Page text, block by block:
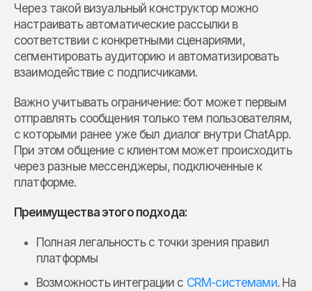
Через такой визуальный конструктор можно
настраивать автоматические рассылки в
соответствии с конкретными сценариями,
сегментировать аудиторию и автоматизировать
взаимодействие с подписчиками.
Важно учитывать ограничение: бот может первым
отправлять сообщения только тем пользователям,
с которыми ранее уже был диалог внутри ChatApp.
При этом общение с клиентом может происходить
через разные мессенджеры, подключенные к
платформе.
Преимущества этого подхода:
Полная легальность с точки зрения правил
платформы
Возможность интеграции с CRM-системами. На